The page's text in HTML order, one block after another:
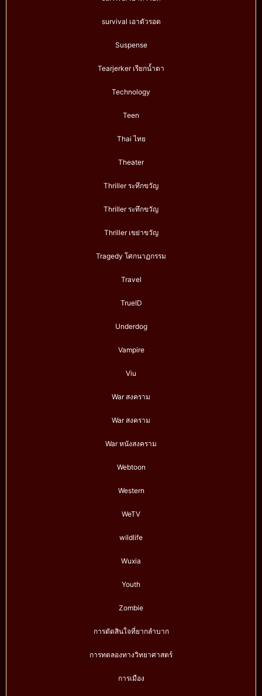
survival เอาตัวรอด
Suspense
Tearjerker เรียกน้ำตา
Technology
Teen
Thai ไทย
Theater
Thriller ระทึกขวัญ
Thriller ระทึกขวัญ
Thriller เขย่าขวัญ
Tragedy โศกนาฏกรรม
Travel
TrueID
Underdog
Vampire
Viu
War สงคราม
War สงคราม
War หนังสงคราม
Webtoon
Western
WeTV
wildlife
Wuxia
Youth
Zombie
การตัดสินใจที่ยากลำบาก
การทดลองทางวิทยาศาสตร์
การเมือง